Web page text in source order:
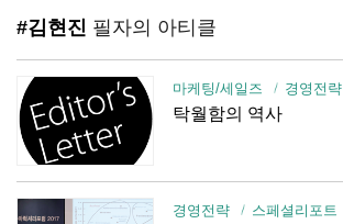
#김현진 필자의 아티클
마케팅/세일즈 경영전략
탁월함의 역사
경영전략 스페셜리포트